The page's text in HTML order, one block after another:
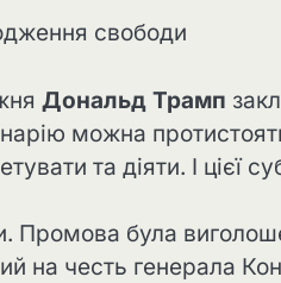
свободи
Дональд Трамп
можна
та діяти. І цієї
Промова була
на честь генерала